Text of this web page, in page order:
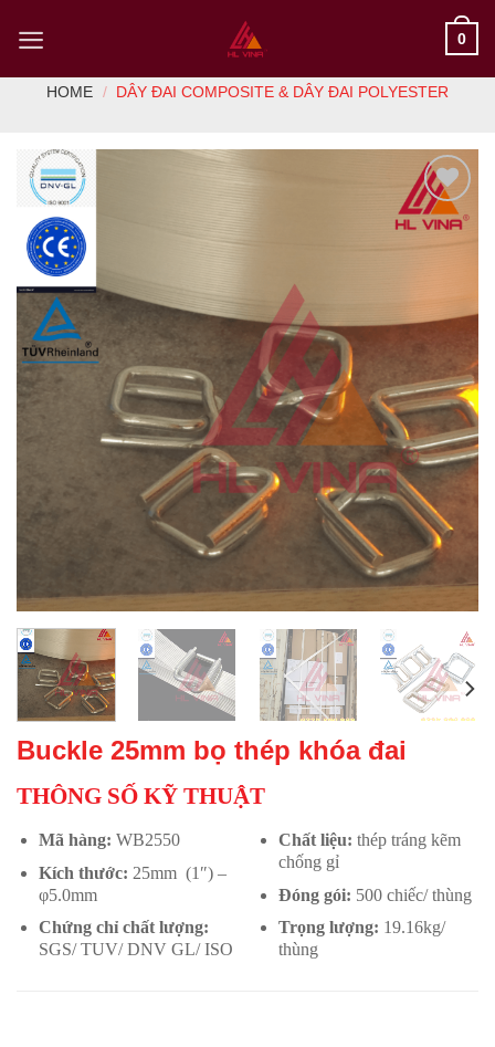
content
0
HOME / DÂY ĐAI COMPOSITE & DÂY ĐAI POLYESTER
Add to
Buckle 25mm bọ thép khóa đai
THÔNG SỐ KỸ THUẬT
Mã hàng: WB2550
Kích thước: 25mm (1″) –
φ5.0mm
Chứng chỉ chất lượng:
SGS/ TUV/ DNV GL/ ISO
Chất liệu: thép tráng kẽm
chống gỉ
Đóng gói: 500 chiếc/ thùng
Trọng lượng: 19.16kg/
thùng